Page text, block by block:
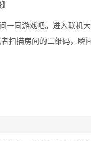
一同游戏吧。进入联机
扫描房间的二维码，